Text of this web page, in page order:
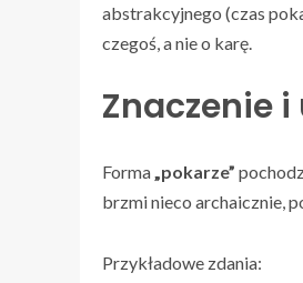
abstrakcyjnego (czas
czegoś, a nie o karę.
Znaczenie i
Forma „pokarze”
brzmi nieco archaicznie,
Przykładowe zdania: